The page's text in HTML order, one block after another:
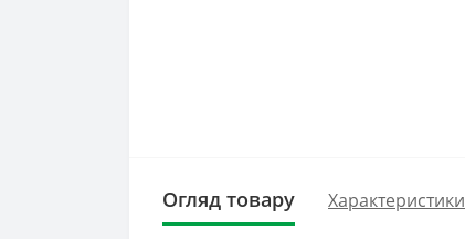
Огляд товару Характеристики